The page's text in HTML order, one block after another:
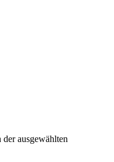
ausgewählten